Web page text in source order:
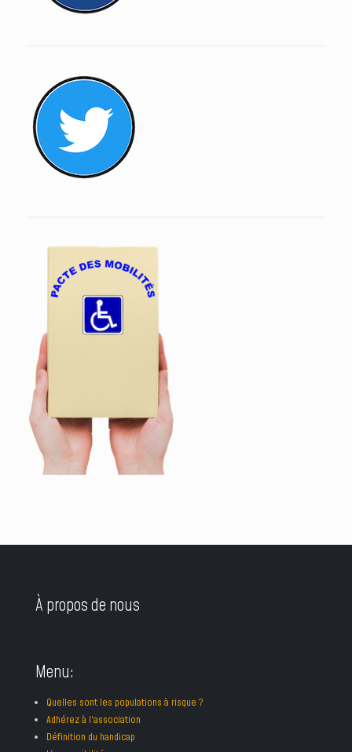
À propos de nous
Menu:
Quelles sont les populations à risque ?
Adhérez à l'association
Définition du handicap